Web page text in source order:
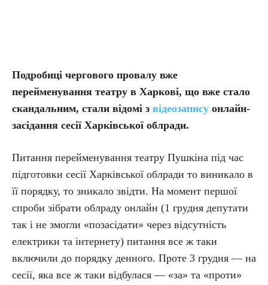
Подробиці чергового провалу вже
перейменування театру в Харкові, що вже стало
скандальним, стали відомі з відеозапису онлайн-
засідання сесії Харківської облради.
Питання перейменування театру Пушкіна під час
підготовки сесії Харківської облради то виникало в
її порядку, то зникало звідти. На момент першої
спроби зібрати облраду онлайн (1 грудня депутати
так і не змогли «позасідати» через відсутність
електрики та інтернету) питання все ж таки
включили до порядку денного. Проте 3 грудня — на
сесії, яка все ж таки відбулася — «за» та «проти»